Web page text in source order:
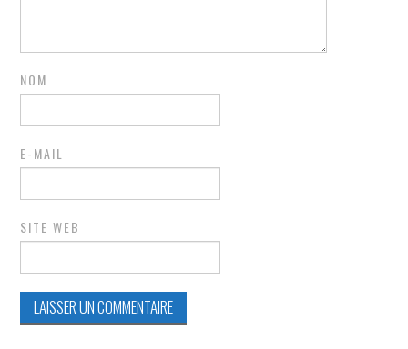
NOM
E-MAIL
SITE WEB